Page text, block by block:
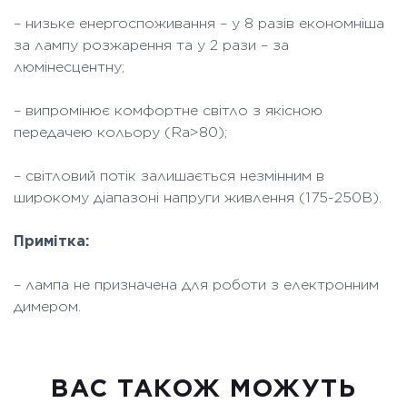
– низьке енергоспоживання – у 8 разів економніша
за лампу розжарення та у 2 рази – за
люмінесцентну;
– випромінює комфортне світло з якісною
передачею кольору (Ra>80);
– світловий потік залишається незмінним в
широкому діапазоні напруги живлення (175-250В).
Примітка:
– лампа не призначена для роботи з електронним
димером.
ВАC ТАКОЖ МОЖУТЬ